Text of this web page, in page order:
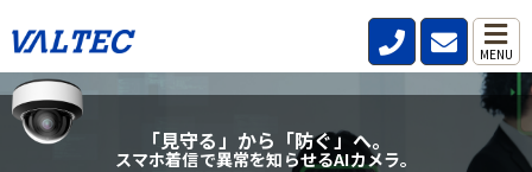
MENU
「見守る」から「防ぐ」へ。
スマホ着信で異常を知らせるAIカメラ。